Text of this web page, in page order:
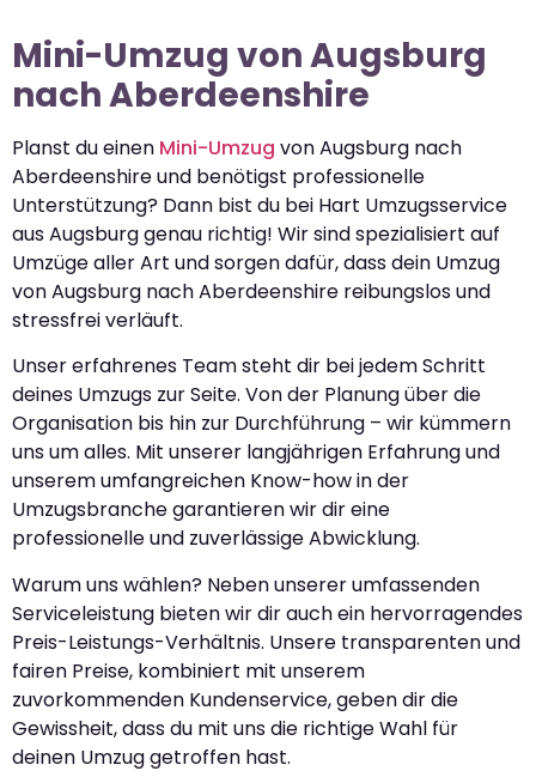
Mini-Umzug von Augsburg
nach Aberdeenshire
Planst du einen Mini-Umzug von Augsburg nach
Aberdeenshire und benötigst professionelle
Unterstützung? Dann bist du bei Hart Umzugsservice
aus Augsburg genau richtig! Wir sind spezialisiert auf
Umzüge aller Art und sorgen dafür, dass dein Umzug
von Augsburg nach Aberdeenshire reibungslos und
stressfrei verläuft.
Unser erfahrenes Team steht dir bei jedem Schritt
deines Umzugs zur Seite. Von der Planung über die
Organisation bis hin zur Durchführung – wir kümmern
uns um alles. Mit unserer langjährigen Erfahrung und
unserem umfangreichen Know-how in der
Umzugsbranche garantieren wir dir eine
professionelle und zuverlässige Abwicklung.
Warum uns wählen? Neben unserer umfassenden
Serviceleistung bieten wir dir auch ein hervorragendes
Preis-Leistungs-Verhältnis. Unsere transparenten und
fairen Preise, kombiniert mit unserem
zuvorkommenden Kundenservice, geben dir die
Gewissheit, dass du mit uns die richtige Wahl für
deinen Umzug getroffen hast.